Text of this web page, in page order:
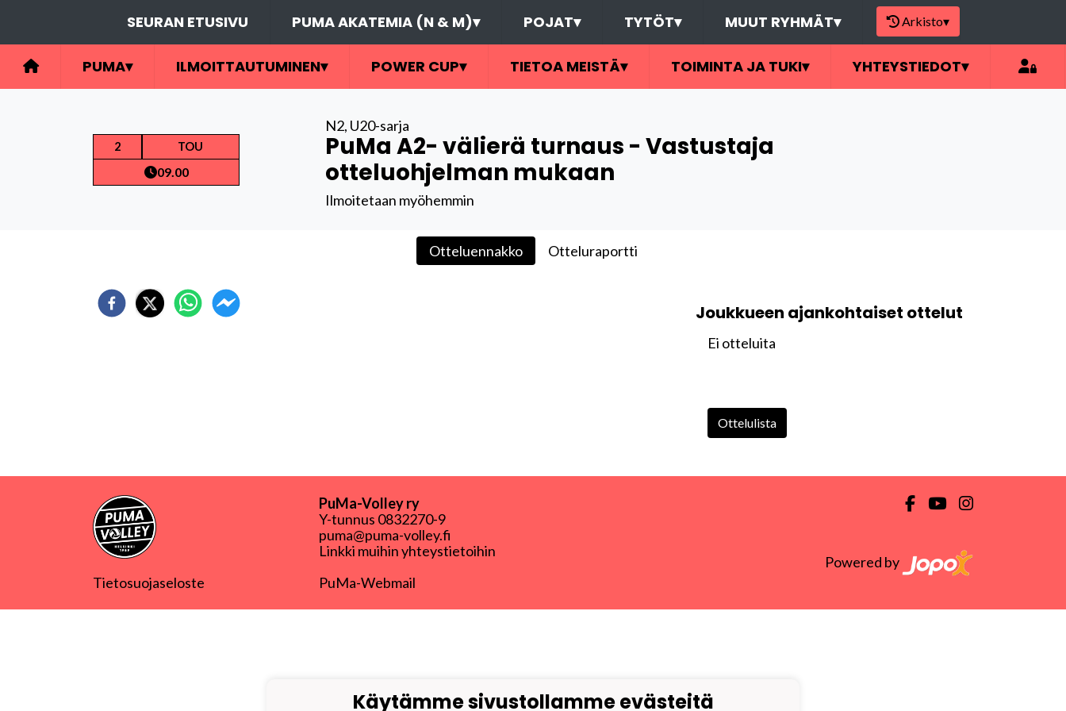
SEURAN ETUSIVU PUMA AKATEMIA (N & M)▾ POJAT▾ TYTÖT▾ MUUT RYHMÄT▾ Arkisto▾
PUMA▾ ILMOITTAUTUMINEN▾ POWER CUP▾ TIETOA MEISTÄ▾ TOIMINTA JA TUKI▾ YHTEYSTIEDOT▾
2 TOU
09.00
N2, U20-sarja
PuMa A2- välierä turnaus - Vastustaja
otteluohjelman mukaan
Ilmoitetaan myöhemmin
Otteluennakko Otteluraportti
Joukkueen ajankohtaiset ottelut
Ei otteluita
Ottelulista
Tietosuojaseloste
PuMa-Volley ry
Y-tunnus 0832270-9
puma@puma-volley.fi
Linkki muihin yhteystietoihin
PuMa-Webmail
Powered by
Käytämme sivustollamme evästeitä